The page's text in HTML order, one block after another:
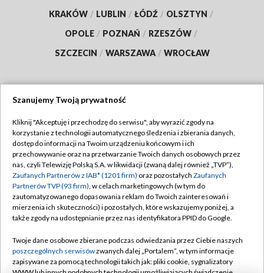
KRAKÓW / LUBLIN / ŁÓDŹ / OLSZTYN /
OPOLE / POZNAŃ / RZESZÓW /
SZCZECIN / WARSZAWA / WROCŁAW
TVP
Abonament TVP
Emisja w TVP
Centrum informacji TVP
Naziemna Telewizja Cyfrowa
Rada Programowa
System NOS
Regulamin TVP
Polityka prywatności
Moje zgody
Pomoc
Kontakt
Szanujemy Twoją prywatność
Kliknij "Akceptuję i przechodzę do serwisu", aby wyrazić zgody na
korzystanie z technologii automatycznego śledzenia i zbierania danych,
dostęp do informacji na Twoim urządzeniu końcowym i ich
przechowywanie oraz na przetwarzanie Twoich danych osobowych przez
nas, czyli Telewizję Polską S.A. w likwidacji (zwaną dalej również „TVP”),
Zaufanych Partnerów z IAB* (1201 firm) oraz pozostałych Zaufanych
Partnerów TVP (93 firm), w celach marketingowych (w tym do
zautomatyzowanego dopasowania reklam do Twoich zainteresowań i
mierzenia ich skuteczności) i pozostałych, które wskazujemy poniżej, a
także zgody na udostępnianie przez nas identyfikatora PPID do Google.
Twoje dane osobowe zbierane podczas odwiedzania przez Ciebie naszych
poszczególnych serwisówzwanych dalej „Portalem”, w tym informacje
zapisywane za pomocą technologii takich jak: pliki cookie, sygnalizatory